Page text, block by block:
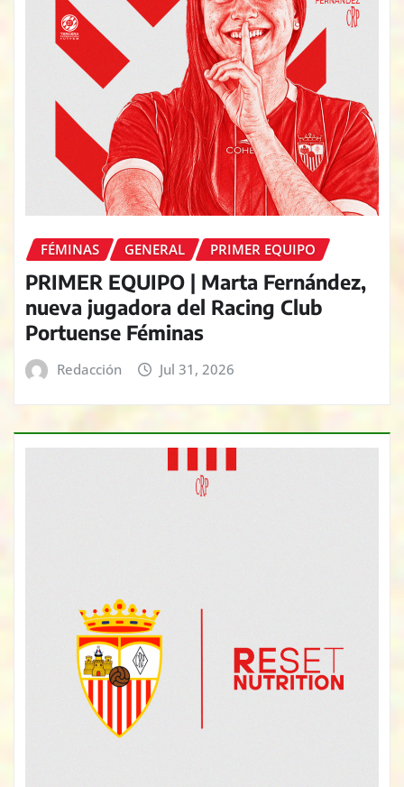
FÉMINAS GENERAL PRIMER EQUIPO
PRIMER EQUIPO | Marta Fernández,
nueva jugadora del Racing Club
Portuense Féminas
Redacción Jul 31, 2026